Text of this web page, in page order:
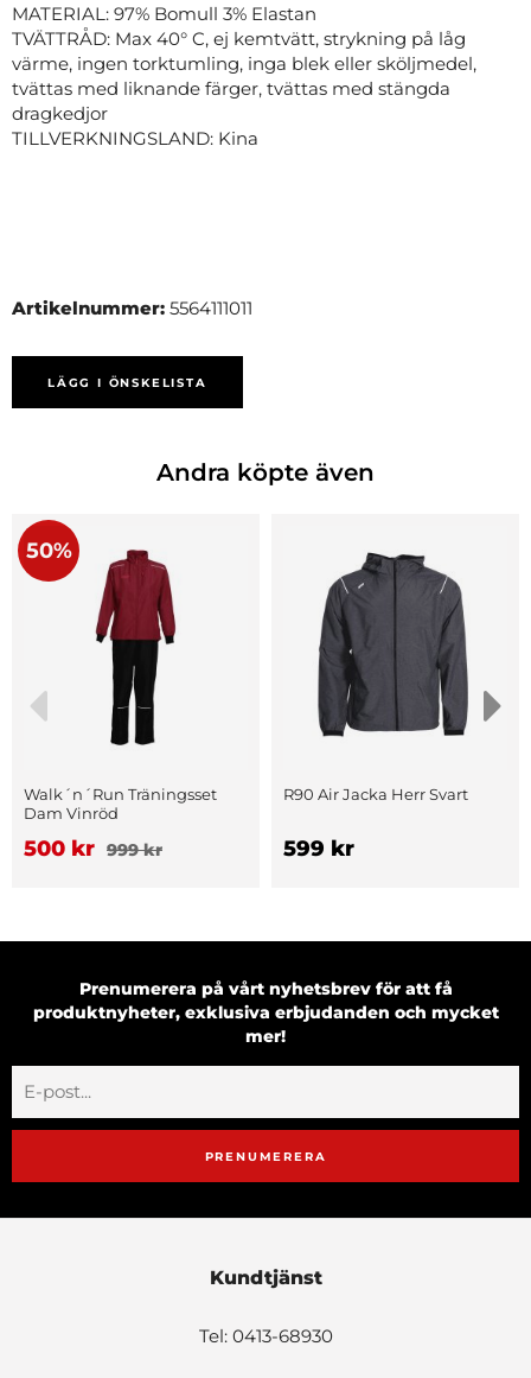
MATERIAL: 97% Bomull 3% Elastan
TVÄTTRÅD: Max 40° C, ej kemtvätt, strykning på låg
värme, ingen torktumling, inga blek eller sköljmedel,
tvättas med liknande färger, tvättas med stängda
dragkedjor
TILLVERKNINGSLAND: Kina
Artikelnummer: 5564111011
LÄGG I ÖNSKELISTA
Andra köpte även
50%
Walk´n´Run Träningsset
Dam Vinröd
500 kr 999 kr
R90 Air Jacka Herr Svart
599 kr
Prenumerera på vårt nyhetsbrev för att få
produktnyheter, exklusiva erbjudanden och mycket
mer!
PRENUMERERA
Kundtjänst
Tel: 0413-68930